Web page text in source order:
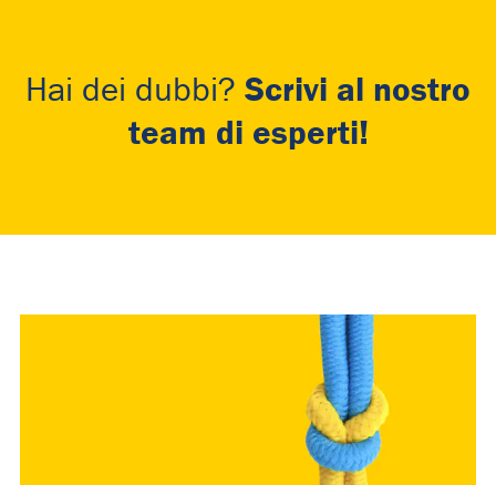
Hai dei dubbi? Scrivi al nostro
team di esperti!